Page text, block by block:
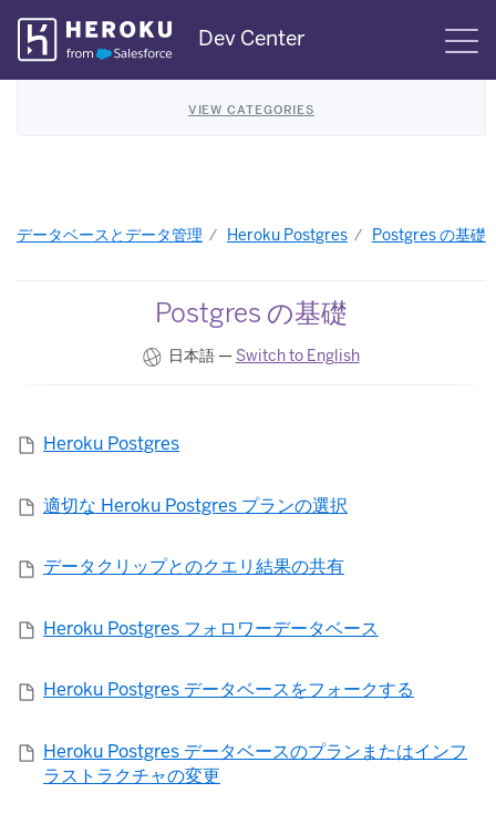
Skip
Navigation
Dev Center
VIEW CATEGORIES
データベースとデータ管理 Heroku Postgres Postgres の基礎
Postgres の基礎
日本語 — Switch to English
Heroku Postgres
適切な Heroku Postgres プランの選択
データクリップとのクエリ結果の共有
Heroku Postgres フォロワーデータベース
Heroku Postgres データベースをフォークする
Heroku Postgres データベースのプランまたはインフ
ラストラクチャの変更